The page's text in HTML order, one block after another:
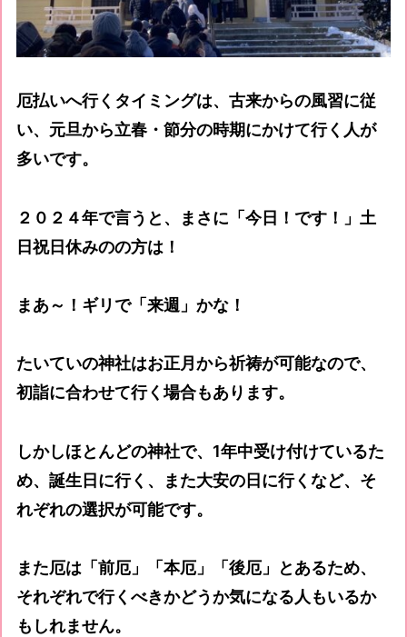
厄払いへ行くタイミングは、古来からの風習に従
い、元旦から立春・節分の時期にかけて行く人が
多いです。
２０２４年で言うと、まさに「今日！です！」土
日祝日休みのの方は！
まあ～！ギリで「来週」かな！
たいていの神社はお正月から祈祷が可能なので、
初詣に合わせて行く場合もあります。
しかしほとんどの神社で、1年中受け付けているた
め、誕生日に行く、また大安の日に行くなど、そ
れぞれの選択が可能です。
また厄は「前厄」「本厄」「後厄」とあるため、
それぞれで行くべきかどうか気になる人もいるか
もしれません。